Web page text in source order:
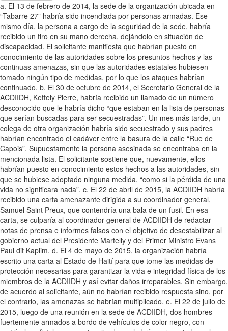
a. El 13 de febrero de 2014, la sede de la organización ubicada en
“Tabarre 27” habría sido incendiada por personas armadas. Ese
mismo día, la persona a cargo de la seguridad de la sede, habría
recibido un tiro en su mano derecha, dejándolo en situación de
discapacidad. El solicitante manifiesta que habrían puesto en
conocimiento de las autoridades sobre los presuntos hechos y las
continuas amenazas, sin que las autoridades estatales hubiesen
tomado ningún tipo de medidas, por lo que los ataques habrían
continuado. b. El 30 de octubre de 2014, el Secretario General de la
ACDIIDH, Kettely Pierre, habría recibido un llamado de un número
desconocido que le habría dicho “que estaban en la lista de personas
que serían buscadas para ser secuestradas”. Un mes más tarde, un
colega de otra organización habría sido secuestrado y sus padres
habrían encontrado el cadáver entre la basura de la calle “Rue de
Capois”. Supuestamente la persona asesinada se encontraba en la
mencionada lista. El solicitante sostiene que, nuevamente, ellos
habrían puesto en conocimiento estos hechos a las autoridades, sin
que se hubiese adoptado ninguna medida, “como si la pérdida de una
vida no significara nada”. c. El 22 de abril de 2015, la ACDIIDH habría
recibido una carta amenazante dirigida a su coordinador general,
Samuel Saint Preux, que contendría una bala de un fusil. En esa
carta, se culparía al coordinador general de ACDIIDH de redactar
notas de prensa e informes falsos con el objetivo de desestabilizar al
gobierno actual del Presidente Martelly y del Primer Ministro Evans
Paul dit Kaplim. d. El 4 de mayo de 2015, la organización habría
escrito una carta al Estado de Haití para que tome las medidas de
protección necesarias para garantizar la vida e integridad física de los
miembros de la ACDIIDH y así evitar daños irreparables. Sin embargo,
de acuerdo al solicitante, aún no habrían recibido respuesta sino, por
el contrario, las amenazas se habrían multiplicado. e. El 22 de julio de
2015, luego de una reunión en la sede de ACDIIDH, dos hombres
fuertemente armados a bordo de vehículos de color negro, con